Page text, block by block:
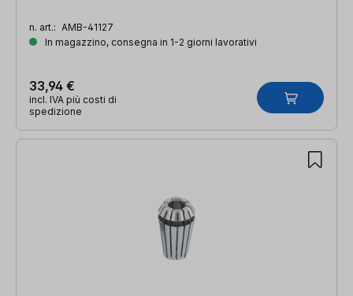
n. art.: AMB-41127
In magazzino, consegna in 1-2 giorni lavorativi
33,94 €
incl. IVA più costi di
spedizione